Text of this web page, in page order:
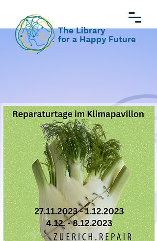
The Library
for a Happy Future